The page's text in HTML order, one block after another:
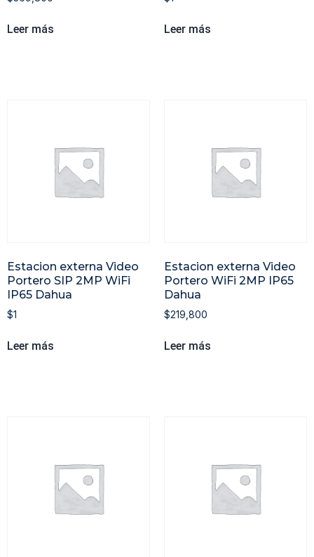
Leer más Leer más
Estacion externa Video
Portero SIP 2MP WiFi
IP65 Dahua
$1
Leer más
Estacion externa Video
Portero WiFi 2MP IP65
Dahua
$219,800
Leer más